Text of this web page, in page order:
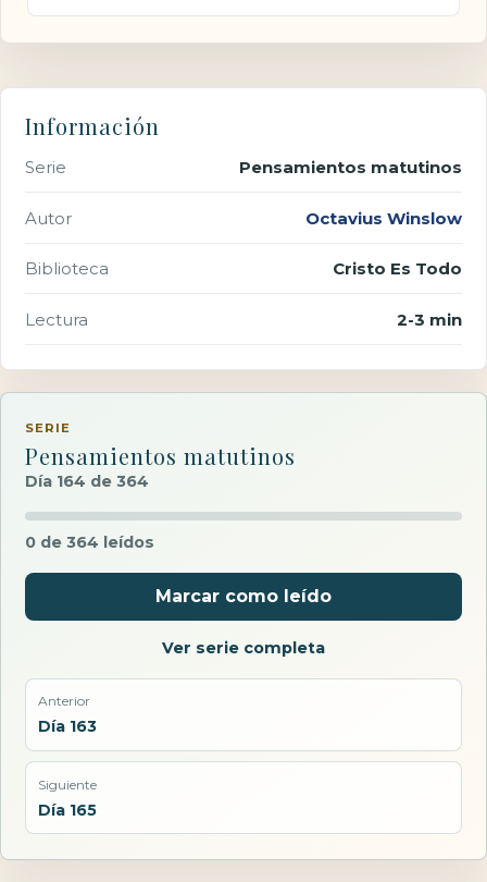
Información
Serie Pensamientos matutinos
Autor Octavius Winslow
Biblioteca Cristo Es Todo
Lectura 2-3 min
SERIE
Pensamientos matutinos
Día 164 de 364
0 de 364 leídos
Marcar como leído
Ver serie completa
Anterior
Día 163
Siguiente
Día 165